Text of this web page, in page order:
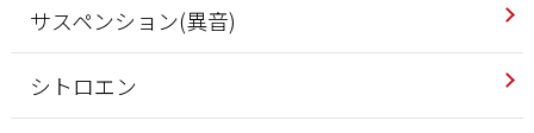
サスペンション(異音)
シトロエン